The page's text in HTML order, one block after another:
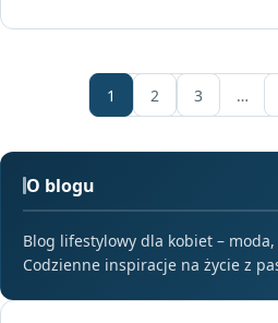
1 2 3 …
O blogu
Blog lifestylowy dla kobiet –
Codzienne inspiracje na życie z